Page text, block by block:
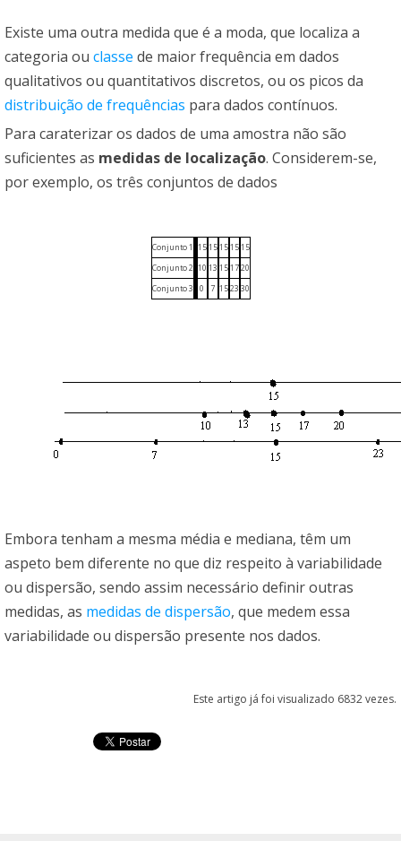
Existe uma outra medida que é a moda, que localiza a
categoria ou classe de maior frequência em dados
qualitativos ou quantitativos discretos, ou os picos da
distribuição de frequências para dados contínuos.
Para caraterizar os dados de uma amostra não são
suficientes as medidas de localização. Considerem-se,
por exemplo, os três conjuntos de dados
Conjunto 1 15 15 15 15 15
Conjunto 2 10 13 15 17 20
Conjunto 3
0 7 15 23 30
Embora tenham a mesma média e mediana, têm um
aspeto bem diferente no que diz respeito à variabilidade
ou dispersão, sendo assim necessário definir outras
medidas, as medidas de dispersão, que medem essa
variabilidade ou dispersão presente nos dados.
Este artigo já foi visualizado 6832 vezes.